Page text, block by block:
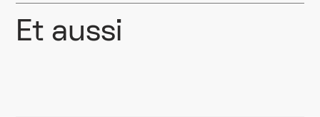
Et aussi